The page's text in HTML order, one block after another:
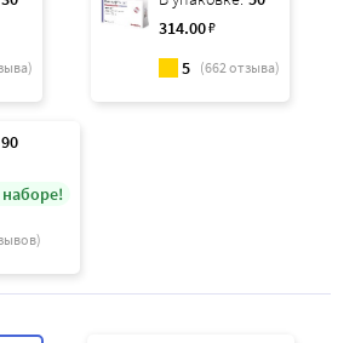
314.00₽
5 (662отзыва)
90